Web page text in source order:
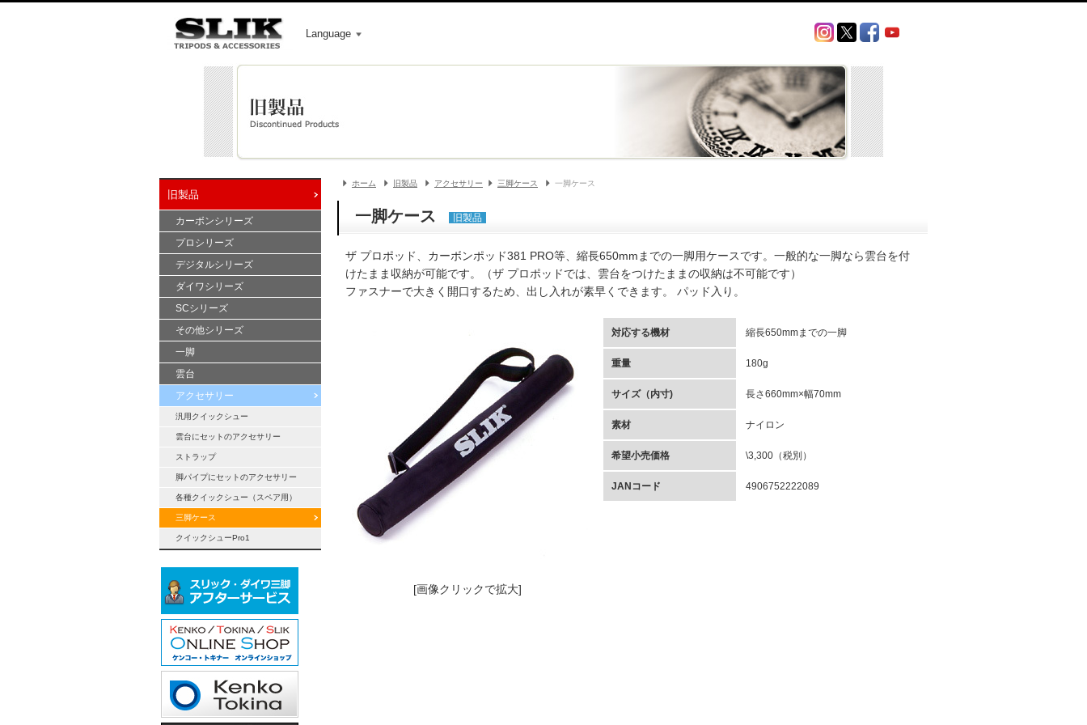
Language
旧製品
カーボンシリーズ
プロシリーズ
デジタルシリーズ
ダイワシリーズ
SCシリーズ
その他シリーズ
一脚
雲台
アクセサリー
汎用クイックシュー
雲台にセットのアクセサリー
ストラップ
脚パイプにセットのアクセサリー
各種クイックシュー（スペア用）
三脚ケース
クイックシューPro1
ホーム 旧製品 アクセサリー 三脚ケース 一脚ケース
一脚ケース 旧製品
ザ プロポッド、カーボンポッド381 PRO等、縮長650mmまでの一脚用ケースです。一般的な一脚なら雲台を付
けたまま収納が可能です。（ザ プロポッドでは、雲台をつけたままの収納は不可能です）
ファスナーで大きく開口するため、出し入れが素早くできます。 パッド入り。
[画像クリックで拡大]
対応する機材 縮長650mmまでの一脚
重量 180g
サイズ（内寸) 長さ660mm×幅70mm
素材 ナイロン
希望小売価格 \3,300（税別）
JANコード 4906752222089